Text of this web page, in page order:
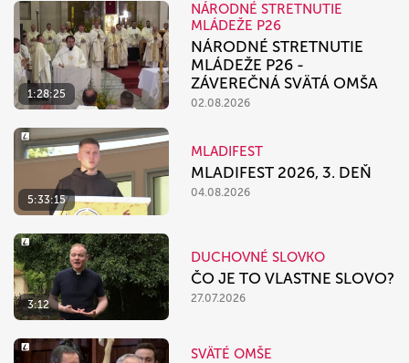
1:28:25
NÁRODNÉ STRETNUTIE
MLÁDEŽE P26
NÁRODNÉ STRETNUTIE
MLÁDEŽE P26 -
ZÁVEREČNÁ SVÄTÁ OMŠA
02.08.2026
5:33:15
MLADIFEST
MLADIFEST 2026, 3. DEŇ
04.08.2026
3:12
DUCHOVNÉ SLOVKO
ČO JE TO VLASTNE SLOVO?
27.07.2026
SVÄTÉ OMŠE